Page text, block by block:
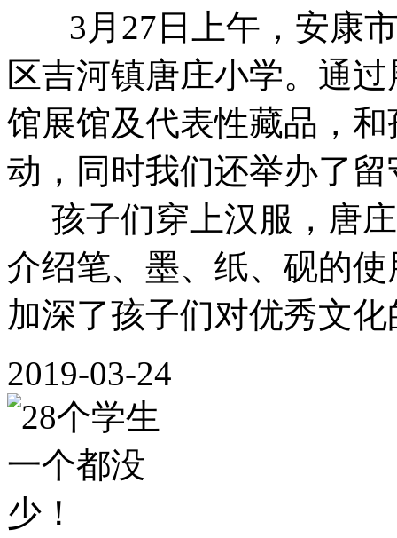
3月27日上午，安康市
区吉河镇唐庄小学。通
馆展馆及代表性藏品，
动，同时我们还举办了
孩子们穿上汉服，唐
介绍笔、墨、纸、砚的
加深了孩子们对优秀文
2019-03-24